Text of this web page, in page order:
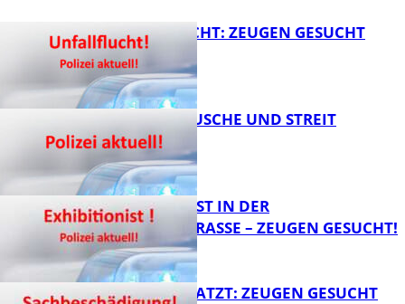
UNFALLFLUCHT: ZEUGEN GESUCHT
KNALLGERÄUSCHE UND STREIT
EXHIBITIONIST IN DER
VELMANNSTRASSE – ZEUGEN GESUCHT!
AUTO ZERKRATZT: ZEUGEN GESUCHT